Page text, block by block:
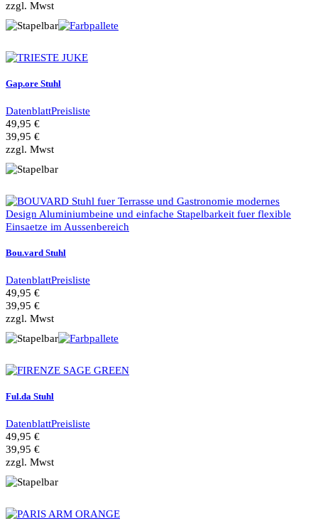
zzgl. Mwst
Gap.ore Stuhl
DatenblattPreisliste
49,95 €
39,95 €
zzgl. Mwst
Bou.vard Stuhl
DatenblattPreisliste
49,95 €
39,95 €
zzgl. Mwst
Ful.da Stuhl
DatenblattPreisliste
49,95 €
39,95 €
zzgl. Mwst